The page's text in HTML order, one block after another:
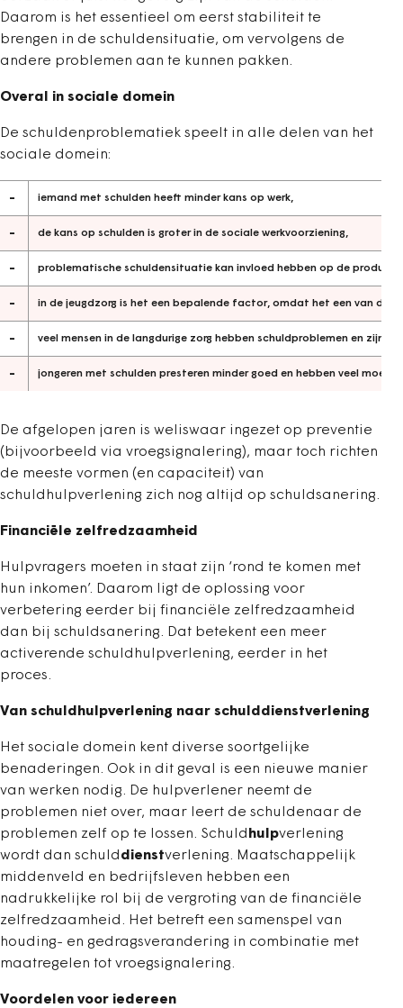
Daarom is het essentieel om eerst stabiliteit te
brengen in de schuldensituatie, om vervolgens de
andere problemen aan te kunnen pakken.
Overal in sociale domein
De schuldenproblematiek speelt in alle delen van het
sociale domein:
- iemand met schulden heeft minder kans op werk,
- de kans op schulden is groter in de sociale werkvoorziening,
- problematische schuldensituatie kan invloed hebben op de
- in de jeugdzorg is het een bepalende factor, omdat het een van de
- veel mensen in de langdurige zorg hebben schuldproblemen en zijn
- jongeren met schulden presteren minder goed en hebben veel
De afgelopen jaren is weliswaar ingezet op preventie
(bijvoorbeeld via vroegsignalering), maar toch richten
de meeste vormen (en capaciteit) van
schuldhulpverlening zich nog altijd op schuldsanering.
Financiële zelfredzaamheid
Hulpvragers moeten in staat zijn ‘rond te komen met
hun inkomen’. Daarom ligt de oplossing voor
verbetering eerder bij financiële zelfredzaamheid
dan bij schuldsanering. Dat betekent een meer
activerende schuldhulpverlening, eerder in het
proces.
Van schuldhulpverlening naar schulddienstverlening
Het sociale domein kent diverse soortgelijke
benaderingen. Ook in dit geval is een nieuwe manier
van werken nodig. De hulpverlener neemt de
problemen niet over, maar leert de schuldenaar de
problemen zelf op te lossen. Schuld hulpverlening
wordt dan schuld dienstverlening. Maatschappelijk
middenveld en bedrijfsleven hebben een
nadrukkelijke rol bij de vergroting van de financiële
zelfredzaamheid. Het betreft een samenspel van
houding- en gedragsverandering in combinatie met
maatregelen tot vroegsignalering.
Voordelen voor iedereen